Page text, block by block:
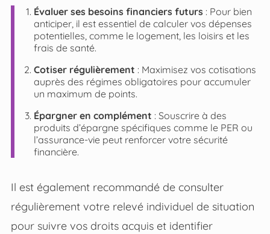
Évaluer ses besoins financiers futurs: Pour bien
anticiper, il est essentiel de calculer vos dépenses
potentielles, comme le logement, les loisirs et les
frais de santé.
Cotiser régulièrement : Maximisez vos cotisations
auprès des régimes obligatoires pour accumuler
un maximum de points.
Épargner en complément : Souscrire à des
produits d’épargne spécifiques comme le PER ou
l’assurance-vie peut renforcer votre sécurité
financière.
Il est également recommandé de consulter
régulièrement votre relevé individuel de situation
pour suivre vos droits acquis et identifier